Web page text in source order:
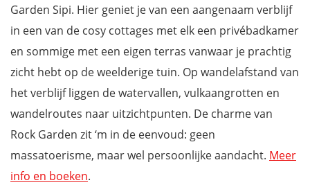
Garden Sipi. Hier geniet je van een aangenaam verblijf
in een van de cosy cottages met elk een privébadkamer
en sommige met een eigen terras vanwaar je prachtig
zicht hebt op de weelderige tuin. Op wandelafstand van
het verblijf liggen de watervallen, vulkaangrotten en
wandelroutes naar uitzichtpunten. De charme van
Rock Garden zit ‘m in de eenvoud: geen
massatoerisme, maar wel persoonlijke aandacht. Meer
info en boeken.